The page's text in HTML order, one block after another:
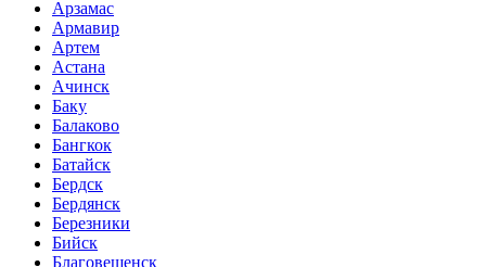
Арзамас
Армавир
Артем
Астана
Ачинск
Баку
Балаково
Бангкок
Батайск
Бердск
Бердянск
Березники
Бийск
Благовещенск